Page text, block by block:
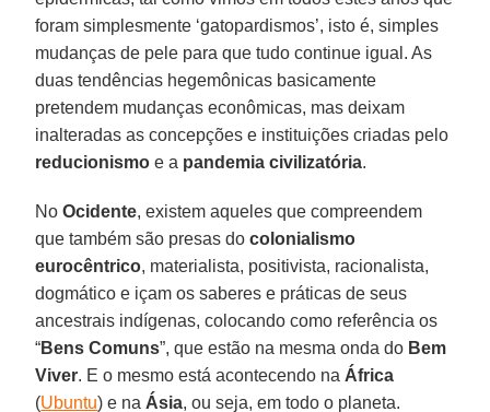
foram simplesmente ‘gatopardismos’, isto é, simples
mudanças de pele para que tudo continue igual. As
duas tendências hegemônicas basicamente
pretendem mudanças econômicas, mas deixam
inalteradas as concepções e instituições criadas pelo
reducionismo e a pandemia civilizatória.
NoOcidente, existem aqueles que compreendem
que também são presas docolonialismo
eurocêntrico, materialista, positivista, racionalista,
dogmático e içam os saberes e práticas de seus
ancestrais indígenas, colocando como referência os
“Bens Comuns”, que estão na mesma onda do Bem
Viver. E o mesmo está acontecendo na África
(Ubuntu) e na Ásia, ou seja, em todo o planeta.